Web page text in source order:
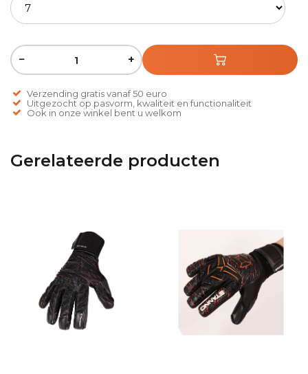
− +
Verzending gratis vanaf 50 euro
Uitgezocht op pasvorm, kwaliteit en functionaliteit
Ook in onze winkel bent u welkom
Gerelateerde producten